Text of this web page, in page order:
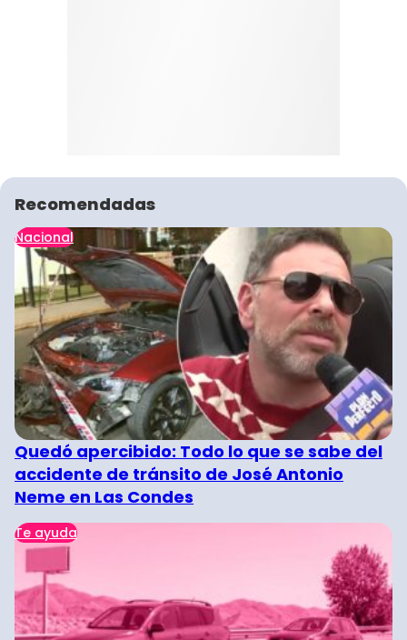
Recomendadas
Nacional
Quedó apercibido: Todo lo que se sabe del
accidente de tránsito de José Antonio
Neme en Las Condes
Te ayuda